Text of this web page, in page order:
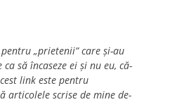
„prietenii” care și-au
să încaseze ei și nu eu, că-
link este pentru
articolele scrise de mine de-